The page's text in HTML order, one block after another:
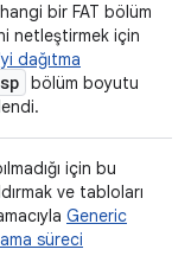
bir FAT bölüm
netleştirmek için
dağıtma
bölüm boyutu
için bu
ve tabloları
Generic
süreci